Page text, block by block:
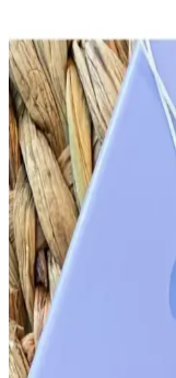
Lila renkli fimo kolyeler,
estetik tasarımlar
yaratmak mümkün,
seçenekler.
Fimo Malzemesi
Artıran Takı
Fimo malzemesi, lila
Esnek yapısı ve çeşitli
modelleri oluşturmayı
Hafif Lila Kalpli
Duygusal Takı